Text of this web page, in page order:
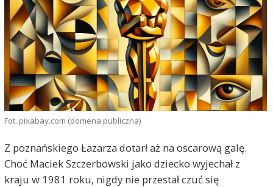
Fot. pixabay.com (domena publiczna)
Z poznańskiego Łazarza dotarł aż na oscarową galę.
Choć Maciek Szczerbowski jako dziecko wyjechał z
kraju w 1981 roku, nigdy nie przestał czuć się